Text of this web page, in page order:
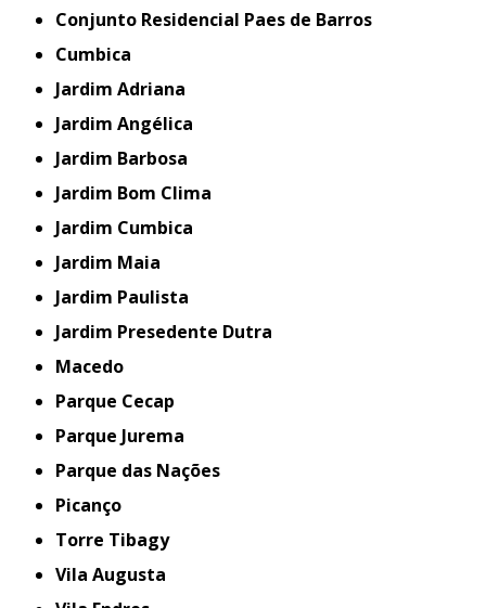
Conjunto Residencial Paes de Barros
Cumbica
Jardim Adriana
Jardim Angélica
Jardim Barbosa
Jardim Bom Clima
Jardim Cumbica
Jardim Maia
Jardim Paulista
Jardim Presedente Dutra
Macedo
Parque Cecap
Parque Jurema
Parque das Nações
Picanço
Torre Tibagy
Vila Augusta